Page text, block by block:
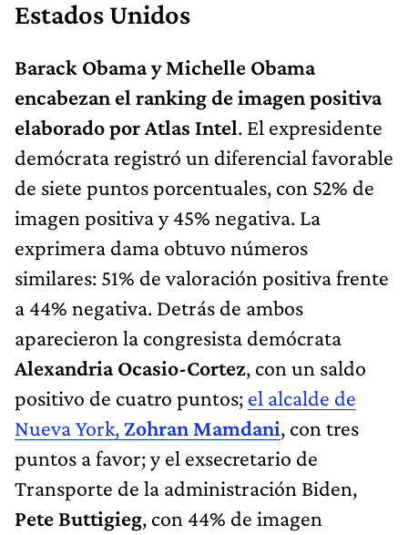
Estados Unidos
Barack Obama y Michelle Obama
encabezan el ranking de imagen positiva
elaborado por Atlas Intel. El expresidente
demócrata registró un diferencial favorable
de siete puntos porcentuales, con 52% de
imagen positiva y 45% negativa. La
exprimera dama obtuvo números
similares: 51% de valoración positiva frente
a 44% negativa. Detrás de ambos
aparecieron la congresista demócrata
Alexandria Ocasio-Cortez, con un saldo
positivo de cuatro puntos; el alcalde de
Nueva York, Zohran Mamdani, con tres
puntos a favor; y el exsecretario de
Transporte de la administración Biden,
Pete Buttigieg, con 44% de imagen